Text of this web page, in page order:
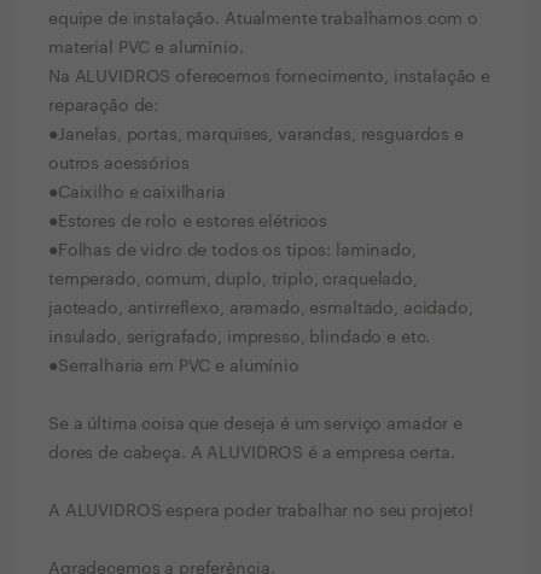
equipe de instalação. Atualmente trabalhamos com o
material PVC e alumínio.
Na ALUVIDROS oferecemos fornecimento, instalação e
reparação de:
●Janelas, portas, marquises, varandas, resguardos e
outros acessórios
●Caixilho e caixilharia
●Estores de rolo e estores elétricos
●Folhas de vidro de todos os tipos: laminado,
temperado, comum, duplo, triplo, craquelado,
jacteado, antirreflexo, aramado, esmaltado, acidado,
insulado, serigrafado, impresso, blindado e etc.
●Serralharia em PVC e alumínio
Se a última coisa que deseja é um serviço amador e
dores de cabeça. A ALUVIDROS é a empresa certa.
A ALUVIDROS espera poder trabalhar no seu projeto!
Agradecemos a preferência.